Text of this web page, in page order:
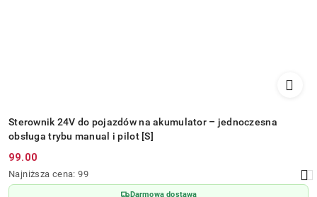
Sterownik 24V do pojazdów na akumulator – jednoczesna
obsługa trybu manual i pilot [S]
Cena
promocyjna:
99.00
Najniższa
cena
Najniższa cena: 99
Darmowa dostawa